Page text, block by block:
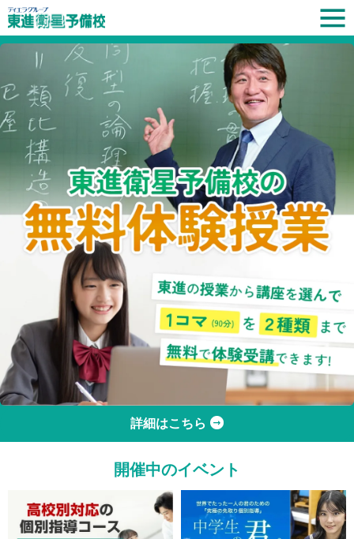
詳細はこちら
開催中のイベント